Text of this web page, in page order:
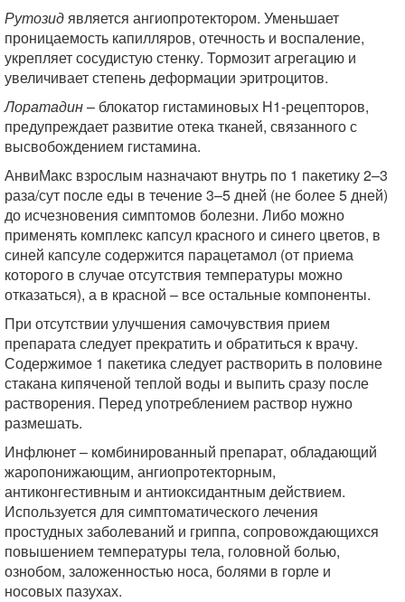
Рутозидявляется ангиопротектором. Уменьшает
проницаемость капилляров, отечность и воспаление,
укрепляет сосудистую стенку. Тормозит агрегацию и
увеличивает степень деформации эритроцитов.
Лоратадин– блокатор гистаминовых Н1-рецепторов,
предупреждает развитие отека тканей, связанного с
высвобождением гистамина.
АнвиМакс взрослым назначают внутрь по 1 пакетику 2–3
раза/сут после еды в течение 3–5 дней (не более 5 дней)
до исчезновения симптомов болезни. Либо можно
применять комплекс капсул красного и синего цветов, в
синей капсуле содержится парацетамол (от приема
которого в случае отсутствия температуры можно
отказаться), а в красной – все остальные компоненты.
При отсутствии улучшения самочувствия прием
препарата следует прекратить и обратиться к врачу.
Содержимое 1 пакетика следует растворить в половине
стакана кипяченой теплой воды и выпить сразу после
растворения. Перед употреблением раствор нужно
размешать.
Инфлюнет – комбинированный препарат, обладающий
жаропонижающим, ангиопротекторным,
антиконгестивным и антиоксидантным действием.
Используется для симптоматического лечения
простудных заболеваний и гриппа, сопровождающихся
повышением температуры тела, головной болью,
ознобом, заложенностью носа, болями в горле и
носовых пазухах.